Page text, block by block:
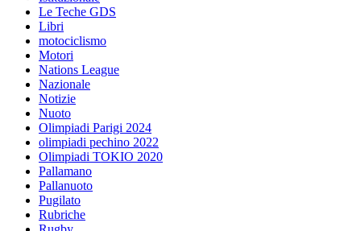
Le Teche GDS
Libri
motociclismo
Motori
Nations League
Nazionale
Notizie
Nuoto
Olimpiadi Parigi 2024
olimpiadi pechino 2022
Olimpiadi TOKIO 2020
Pallamano
Pallanuoto
Pugilato
Rubriche